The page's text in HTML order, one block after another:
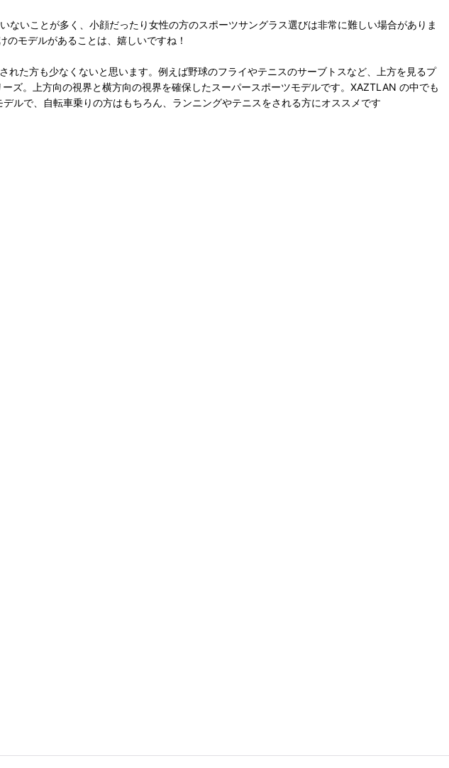
いことが多く、小顔だったり女性の方のスポーツサングラス選びは非常に難しい場合がありま
モデルがあることは、嬉しいですね！
た方も少なくないと思います。例えば野球のフライやテニスのサーブトスなど、上方を見るプ
ズ。上方向の視界と横方向の視界を確保したスーパースポーツモデルです。XAZTLAN の中でも
ルで、自転車乗りの方はもちろん、ランニングやテニスをされる方にオススメです